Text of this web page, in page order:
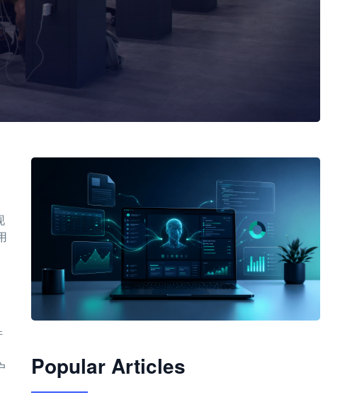
JimoClaw 桌面 AI Agent 工作台
Popular Articles